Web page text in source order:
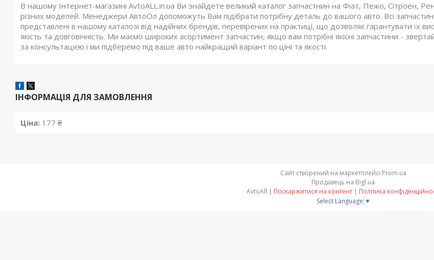
В нашому Інтернет-магазині AvtoALL.in.ua Ви знайдете великий каталог запчастнин на Фіат, Пежо, Сітроен,
різних моделей. Менеджери АвтоОл допоможуть Вам підібрати потрібну деталь до вашого авто. Всі
представлені в нашому каталозі від надійних брендів, перевірених на практиці, що дозволяє гарантувати їх
якість та довговічність. Ми маємо широких асортимент запчастин, якщо вам потрібні якісні запчастини -
за консультацією і ми підберемо під ваше авто найкращий варіант по ціні та якості.
ІНФОРМАЦІЯ ДЛЯ ЗАМОВЛЕННЯ
Ціна: 177 ₴
Сайт створений на маркетплейсі Prom.ua
Продавець на Bigl.ua
AvtoAll | Поскаржитися на контент | Політика
Select Language ▼